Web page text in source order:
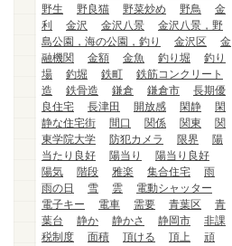
野生
野良猫 野菜炒め 野鳥
金
利
金沢 金沢八景
金沢八景，野
島公園，海の公園，釣り
金沢区
金
融機関
金額 金魚 釣り堀
釣り
場
釣堀 鉄町
鉄筋コンクリート
造
鉄骨造 鎌倉 鎌倉市
長期優
良住宅
長津田 開放感 閑静
閑
静な住宅街
間口 関係 関東
関
東学院大学
防犯カメラ 限界
陽
当たり良好
陽当り
陽当り良好
陽気
階段 雅楽 集合住宅
雨
雨の日
雪 雲
電動シャッター
電子キー
電車 需要 青葉区
青
葉台
静か 静かさ 静岡市
非課
税制度
面積 頂ける 頂上
頑